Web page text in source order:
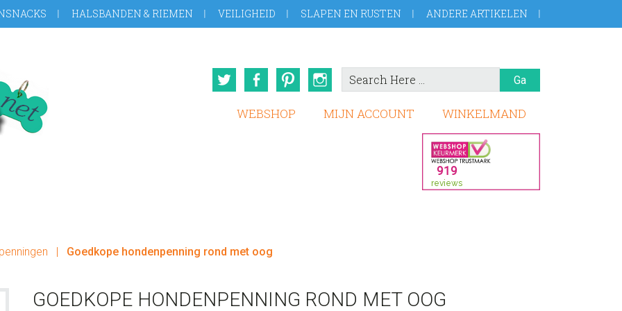
HALSBANDEN & RIEMEN VEILIGHEID SLAPEN EN RUSTEN ANDERE ARTIKELEN
Search
Here
TwitterFacebookPinterestInstagram
WEBSHOP MIJN ACCOUNT WINKELMAND
| Goedkope hondenpenning rond met oog
GOEDKOPE HONDENPENNING ROND MET OOG